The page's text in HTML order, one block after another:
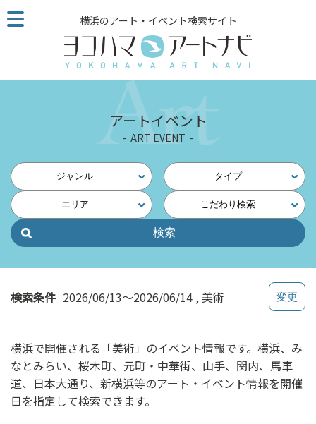
こ
の
ジ
読
他
ペ
の
ク
ス
横浜のアート・イベント検索サイト
アートイベント
ART EVENT
ジャンル タイプ
エリア こだわり検索
検索条件 2026/06/13～2026/06/14 美術
横浜で開催される「美術」のイベント情報です。横浜、み
なとみらい、桜木町、元町・中華街、山手、関内、馬車
道、日本大通り、新横浜等のアート・イベント情報を開催
日を指定して検索できます。